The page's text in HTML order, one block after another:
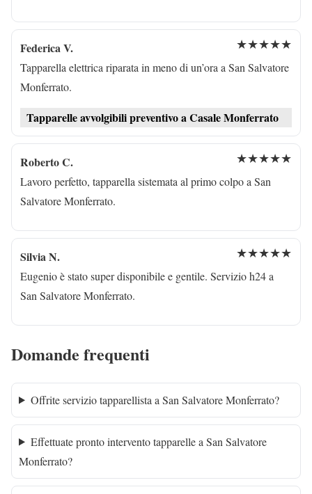
Federica V. ★★★★★
Tapparella elettrica riparata in meno di un’ora a San Salvatore
Monferrato.
Tapparelle avvolgibili preventivo a Casale Monferrato
Roberto C. ★★★★★
Lavoro perfetto, tapparella sistemata al primo colpo a San
Salvatore Monferrato.
Silvia N. ★★★★★
Eugenio è stato super disponibile e gentile. Servizio h24 a
San Salvatore Monferrato.
Domande frequenti
Offrite servizio tapparellista a San Salvatore Monferrato?
Effettuate pronto intervento tapparelle a San Salvatore
Monferrato?